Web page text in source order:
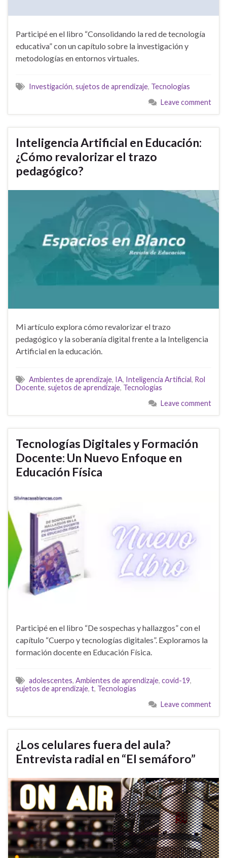
Participé en el libro “Consolidando la red de tecnología
educativa” con un capítulo sobre la investigación y
metodologías en entornos virtuales.
Investigación, sujetos de aprendizaje, Tecnologías
Leave comment
Inteligencia Artificial en Educación:
¿Cómo revalorizar el trazo
pedagógico?
Mi artículo explora cómo revalorizar el trazo
pedagógico y la soberanía digital frente a la Inteligencia
Artificial en la educación.
Ambientes de aprendizaje, IA, Inteligencia Artificial, Rol
Docente, sujetos de aprendizaje, Tecnologías
Leave comment
Tecnologías Digitales y Formación
Docente: Un Nuevo Enfoque en
Educación Física
Participé en el libro “De sospechas y hallazgos” con el
capítulo “Cuerpo y tecnologías digitales”. Exploramos la
formación docente en Educación Física.
adolescentes, Ambientes de aprendizaje, covid-19,
sujetos de aprendizaje, t, Tecnologías
Leave comment
¿Los celulares fuera del aula?
Entrevista radial en “El semáforo”